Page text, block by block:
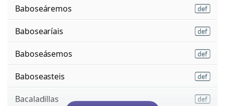
Baboseáremos
Babosearíais
Baboseásemos
Baboseasteis
Bacaladillas